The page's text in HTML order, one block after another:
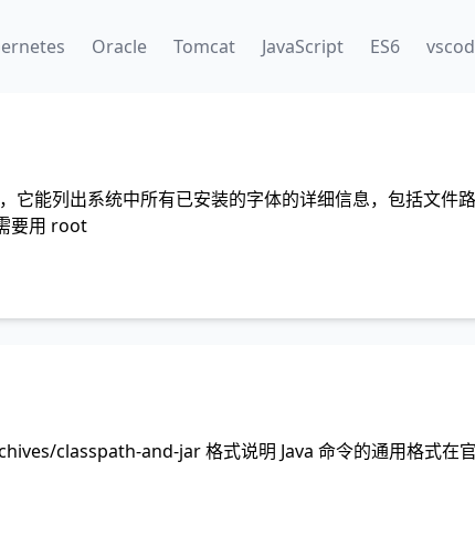
Oracle Tomcat JavaScript ES6
能列出系统中所有已安装的字体的详细信息，包括文件
要用 root
classpath-and-jar 格式说明 Java 命令的通用格式在